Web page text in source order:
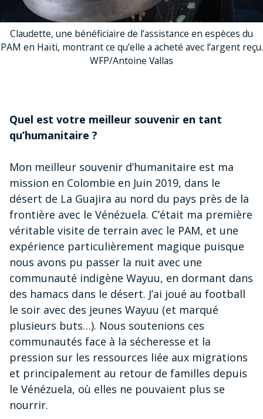
Claudette, une bénéficiaire de l’assistance en espèces du
PAM en Haïti, montrant ce qu’elle a acheté avec l’argent reçu.
WFP/Antoine Vallas
Quel est votre meilleur souvenir en tant
qu’humanitaire ?
Mon meilleur souvenir d’humanitaire est ma
mission en Colombie en Juin 2019, dans le
désert de La Guajira au nord du pays près de la
frontière avec le Vénézuela. C’était ma première
véritable visite de terrain avec le PAM, et une
expérience particulièrement magique puisque
nous avons pu passer la nuit avec une
communauté indigène Wayuu, en dormant dans
des hamacs dans le désert. J’ai joué au football
le soir avec des jeunes Wayuu (et marqué
plusieurs buts…). Nous soutenions ces
communautés face à la sécheresse et la
pression sur les ressources liée aux migrations
et principalement au retour de familles depuis
le Vénézuela, où elles ne pouvaient plus se
nourrir.